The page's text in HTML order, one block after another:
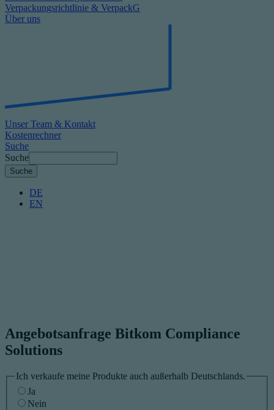
Verpackungsrichtlinie & VerpackG
Über uns
Unser Team & Kontakt
Kostenrechner
Suche
Suche
DE
EN
Angebotsanfrage Bitkom Compliance
Solutions
Ich verkaufe meine Produkte auch außerhalb Deutschlands.
Ja
Nein